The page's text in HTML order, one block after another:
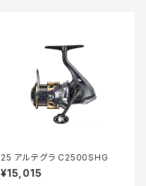
25 アルテグラ C2500SHG
¥15,015